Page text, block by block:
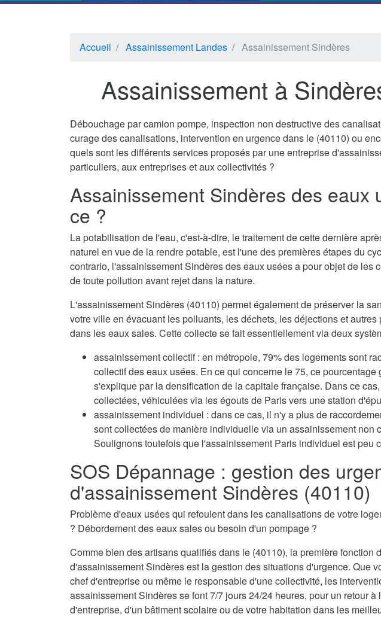
Accueil Assainissement Landes Assainissement Sindères
Assainissement à
Débouchage par camion pompe, inspection non destructive des
curage des canalisations, intervention en urgence dans le (40110) ou
quels sont les différents services proposés par une entreprise
particuliers, aux entreprises et aux collectivités ?
Assainissement Sindères des eaux
ce ?
La potabilisation de l'eau, c'est-à-dire, le traitement de cette dernière
naturel en vue de la rendre potable, est l'une des premières étapes du
contrario, l'assainissement Sindères des eaux usées a pour objet de les
de toute pollution avant rejet dans la nature.
L'assainissement Sindères (40110) permet également de préserver la
votre ville en évacuant les polluants, les déchets, les déjections et
dans les eaux sales. Cette collecte se fait essentiellement via deux
assainissement collectif : en métropole, 79% des logements sont
collectif des eaux usées. En ce qui concerne le 75, ce pourcentage
s'explique par la densification de la capitale française. Dans ce
collectées, véhiculées via les égouts de Paris vers une station
assainissement individuel : dans ce cas, il n'y a plus de
sont collectées de manière individuelle via un assainissement non
Soulignons toutefois que l'assainissement Paris individuel est peu
SOS Dépannage : gestion des
d'assainissement Sindères (40110)
Problème d'eaux usées qui refoulent dans les canalisations de votre
? Débordement des eaux sales ou besoin d'un pompage ?
Comme bien des artisans qualifiés dans le (40110), la première fonction
d'assainissement Sindères est la gestion des situations d'urgence. Que
chef d'entreprise ou même le responsable d'une collectivité, les
assainissement Sindères se font 7/7 jours 24/24 heures, pour un retour
d'entreprise, d'un bâtiment scolaire ou de votre habitation dans les